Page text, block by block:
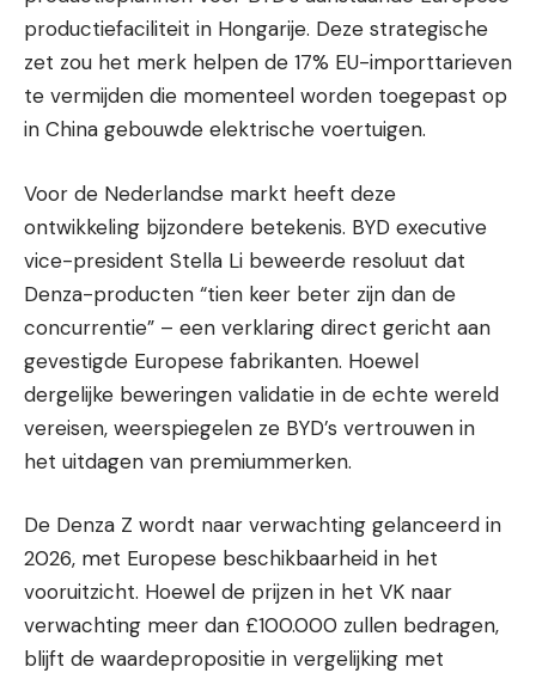
productiefaciliteit in Hongarije. Deze strategische
zet zou het merk helpen de 17% EU-importtarieven
te vermijden die momenteel worden toegepast op
in China gebouwde elektrische voertuigen.
Voor de Nederlandse markt heeft deze
ontwikkeling bijzondere betekenis. BYD executive
vice-president Stella Li beweerde resoluut dat
Denza-producten “tien keer beter zijn dan de
concurrentie” – een verklaring direct gericht aan
gevestigde Europese fabrikanten. Hoewel
dergelijke beweringen validatie in de echte wereld
vereisen, weerspiegelen ze BYD’s vertrouwen in
het uitdagen van premiummerken.
De Denza Z wordt naar verwachting gelanceerd in
2026, met Europese beschikbaarheid in het
vooruitzicht. Hoewel de prijzen in het VK naar
verwachting meer dan £100.000 zullen bedragen,
blijft de waardepropositie in vergelijking met